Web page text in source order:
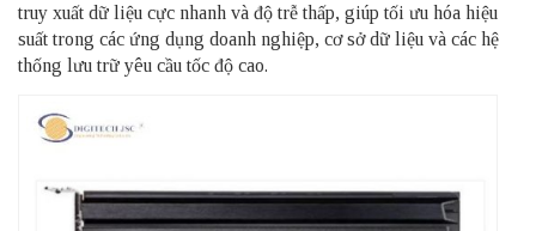
truy xuất dữ liệu cực nhanh và độ trễ thấp, giúp tối ưu hóa hiệu
suất trong các ứng dụng doanh nghiệp, cơ sở dữ liệu và các hệ
thống lưu trữ yêu cầu tốc độ cao.